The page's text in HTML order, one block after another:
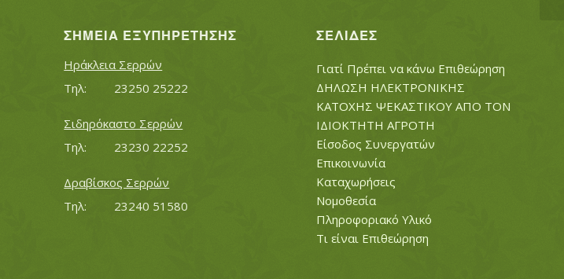
ΣΗΜΕΊΑ ΕΞΥΠΗΡΈΤΗΣΗΣ
Ηράκλεια Σερρών
Τηλ:		23250 25222
Σιδηρόκαστο Σερρών
Τηλ:		23230 22252
Δραβίσκος Σερρών
Τηλ:		23240 51580
ΣΕΛΊΔΕΣ
Γιατί Πρέπει να κάνω Επιθεώρηση
ΔΗΛΩΣΗ ΗΛΕΚΤΡΟΝΙΚΗΣ
ΚΑΤΟΧΗΣ ΨΕΚΑΣΤΙΚΟΥ ΑΠΟ ΤΟΝ
ΙΔΙΟΚΤΗΤΗ ΑΓΡΟΤΗ
Είσοδος Συνεργατών
Επικοινωνία
Καταχωρήσεις
Νομοθεσία
Πληροφοριακό Υλικό
Τι είναι Επιθεώρηση